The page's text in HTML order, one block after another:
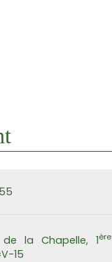
la Chapelle, 1ère
15